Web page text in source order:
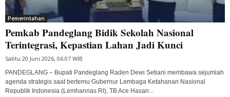
Pemerintahan
Pemkab Pandeglang Bidik Sekolah Nasional
Terintegrasi, Kepastian Lahan Jadi Kunci
Sabtu 20 Juni 2026, 06:07 WIB
PANDEGLANG – Bupati Pandeglang Raden Dewi Setiani membawa sejumlah
agenda strategis saat bertemu Gubernur Lembaga Ketahanan Nasional
Republik Indonesia (Lemhannas RI), TB Ace Hasan...